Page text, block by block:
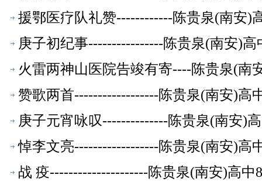
援鄂医疗队礼赞------------陈贵泉(南安)
庚子初纪事----------------陈贵泉(南安)高
火雷两神山医院告竣有寄----陈贵泉(南
赞歌两首------------------陈贵泉(南安)高
庚子元宵咏叹--------------陈贵泉(南安)
悼李文亮------------------陈贵泉(南安)高
战 疫---------------------陈贵泉(南安)高中